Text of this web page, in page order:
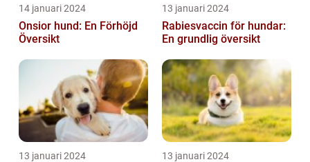
14 januari 2024
Onsior hund: En Förhöjd
Översikt
13 januari 2024
Rabiesvaccin för hundar:
En grundlig översikt
13 januari 2024 13 januari 2024